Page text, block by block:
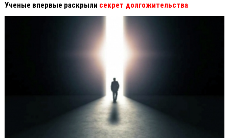
Ученые впервые раскрыли секрет долгожительства